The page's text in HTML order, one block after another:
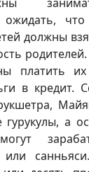
должны
платить
в кредит.
а